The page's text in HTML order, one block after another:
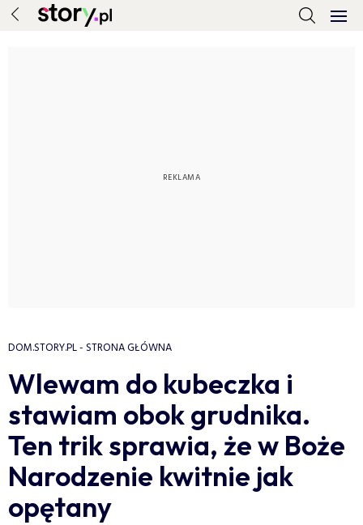
DOM.STORY.PL - STRONA GŁÓWNA
Wlewam do kubeczka i
stawiam obok grudnika.
Ten trik sprawia, że w Boże
Narodzenie kwitnie jak
opętany